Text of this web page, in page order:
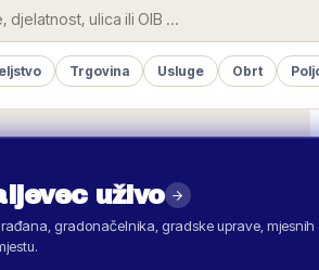
Trgovina Usluge Obrt
uživo
gradonačelnika, gradske uprave,